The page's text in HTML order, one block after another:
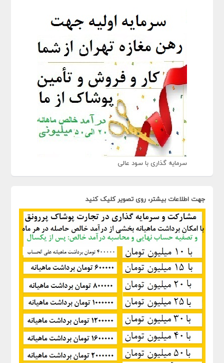
سرمایه گذاری با سود عالی
جهت اطلاعات بیشتر، روی تصویر کلیک کنید